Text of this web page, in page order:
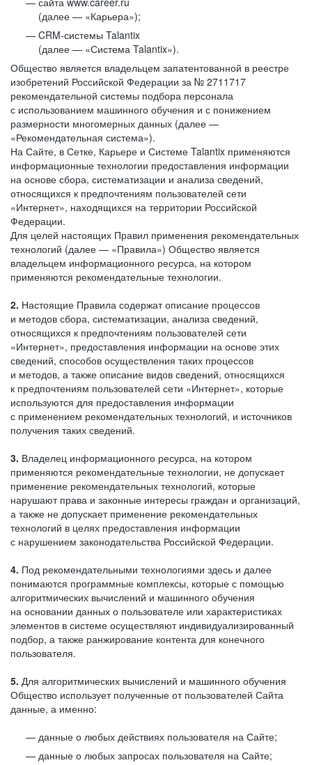
(далее — «Карьера»);
CRM-системы Talantix
(далее — «Система Talantix»).
Общество является владельцем запатентованной в реестре
изобретений Российской Федерации за № 2711717
рекомендательной системы подбора персонала
с использованием машинного обучения и с понижением
размерности многомерных данных (далее —
«Рекомендательная система»).
На Сайте, в Сетке, Карьере и Системе Talantix применяются
информационные технологии предоставления информации
на основе сбора, систематизации и анализа сведений,
относящихся к предпочтениям пользователей сети
«Интернет», находящихся на территории Российской
Федерации.
Для целей настоящих Правил применения рекомендательных
технологий (далее — «Правила») Общество является
владельцем информационного ресурса, на котором
применяются рекомендательные технологии.
2. Настоящие Правила содержат описание процессов
и методов сбора, систематизации, анализа сведений,
относящихся к предпочтениям пользователей сети
«Интернет», предоставления информации на основе этих
сведений, способов осуществления таких процессов
и методов, а также описание видов сведений, относящихся
к предпочтениям пользователей сети «Интернет», которые
используются для предоставления информации
с применением рекомендательных технологий, и источников
получения таких сведений.
3. Владелец информационного ресурса, на котором
применяются рекомендательные технологии, не допускает
применение рекомендательных технологий, которые
нарушают права и законные интересы граждан и организаций,
а также не допускает применение рекомендательных
технологий в целях предоставления информации
с нарушением законодательства Российской Федерации.
4. Под рекомендательными технологиями здесь и далее
понимаются программные комплексы, которые с помощью
алгоритмических вычислений и машинного обучения
на основании данных о пользователе или характеристиках
элементов в системе осуществляют индивидуализированный
подбор, а также ранжирование контента для конечного
пользователя.
5. Для алгоритмических вычислений и машинного обучения
Общество использует полученные от пользователей Сайта
данные, а именно:
данные о любых действиях пользователя на Сайте;
данные о любых запросах пользователя на Сайте;